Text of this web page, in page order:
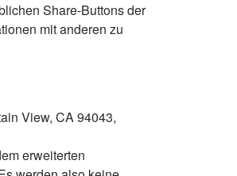
Share-Buttons der
mit anderen zu
View, CA 94043,
erweiterten